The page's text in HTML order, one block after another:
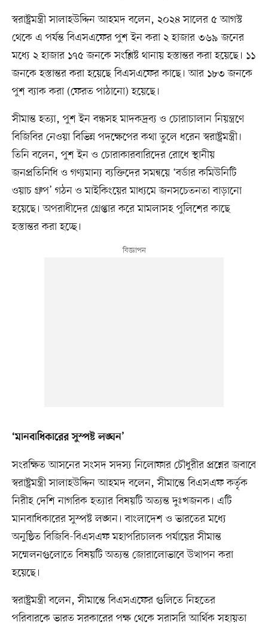
স্বরাষ্ট্রমন্ত্রী সালাহউদ্দিন আহমদ বলেন, ২০২৪ সালের ৫ আগস্ট
থেকে এ পর্যন্ত বিএসএফের পুশ ইন করা ২ হাজার ৩৬৯ জনের
মধ্যে ২ হাজার ১৭৫ জনকে সংশ্লিষ্ট থানায় হস্তান্তর করা হয়েছে। ১১
জনকে হস্তান্তর করা হয়েছে বিএসএফের কাছে। আর ১৮৩ জনকে
পুশ ব্যাক করা (ফেরত পাঠানো) হয়েছে।
সীমান্ত হত্যা, পুশ ইন বন্ধসহ মাদকদ্রব্য ও চোরাচালান নিয়ন্ত্রণে
বিজিবির নেওয়া বিভিন্ন পদক্ষেপের কথা তুলে ধরেন স্বরাষ্ট্রমন্ত্রী।
তিনি বলেন, পুশ ইন ও চোরাকারবারিদের রোধে স্থানীয়
জনপ্রতিনিধি ও গণ্যমান্য ব্যক্তিদের সমন্বয়ে ‘বর্ডার কমিউনিটি
ওয়াচ গ্রুপ’ গঠন ও মাইকিংয়ের মাধ্যমে জনসচেতনতা বাড়ানো
হয়েছে। অপরাধীদের গ্রেপ্তার করে মামলাসহ পুলিশের কাছে
হস্তান্তর করা হচ্ছে।
‘মানবাধিকারের সুস্পষ্ট লঙ্ঘন’
সংরক্ষিত আসনের সংসদ সদস্য নিলোফার চৌধুরীর প্রশ্নের জবাবে
স্বরাষ্ট্রমন্ত্রী সালাহউদ্দিন আহমদ বলেন, সীমান্তে বিএসএফ কর্তৃক
নিরীহ দেশি নাগরিক হত্যার বিষয়টি অত্যন্ত দুঃখজনক। এটি
মানবাধিকারের সুস্পষ্ট লঙ্ঘন। বাংলাদেশ ও ভারতের মধ্যে
অনুষ্ঠিত বিজিবি-বিএসএফ মহাপরিচালক পর্যায়ের সীমান্ত
সম্মেলনগুলোতে বিষয়টি অত্যন্ত জোরালোভাবে উত্থাপন করা
হয়েছে।
স্বরাষ্ট্রমন্ত্রী বলেন, সীমান্তে বিএসএফের গুলিতে নিহতের
পরিবারকে ভারত সরকারের পক্ষ থেকে সরাসরি আর্থিক সহায়তা